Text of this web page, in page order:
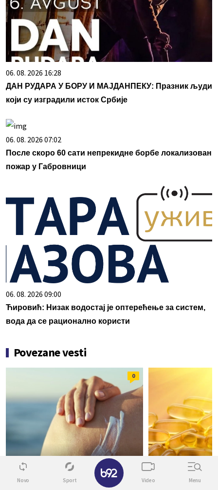
06. 08. 2026 16:28
ДАН РУДАРА У БОРУ И МАЈДАНПЕКУ: Празник људи
који су изградили исток Србије
06. 08. 2026 07:02
После скоро 60 сати непрекидне борбе локализован
пожар у Габровници
06. 08. 2026 09:00
Ћировић: Низак водостај је оптерећење за систем,
вода да се рационално користи
Povezane vesti
0
Krema ili sprej za sunčanje?
Dermatolozi otkrili šta je bolji
Nedostatak
može da
Novo Sport Video Menu
✕